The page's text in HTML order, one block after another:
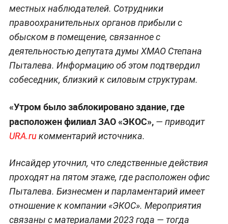
местных наблюдателей. Сотрудники
правоохранительных органов прибыли с
обыском в помещение, связанное с
деятельностью депутата думы ХМАО Степана
Пыталева. Информацию об этом подтвердил
собеседник, близкий к силовым структурам.
«Утром было заблокировано здание, где
расположен филиал ЗАО «ЭКОС»,— приводит
URA.ruкомментарий источника.
Инсайдер уточнил, что следственные действия
проходят на пятом этаже, где расположен офис
Пыталева. Бизнесмен и парламентарий имеет
отношение к компании «ЭКОС». Мероприятия
связаны с материалами 2023 года — тогда